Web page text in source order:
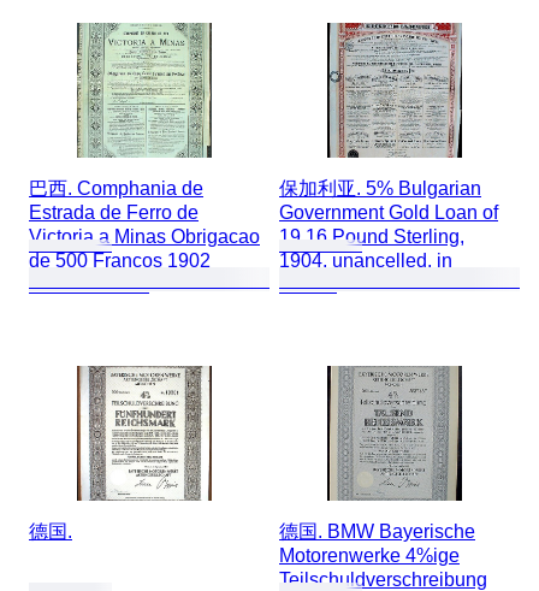
巴西. Comphania de
Estrada de Ferro de
Victoria a Minas Obrigacao
de 500 Francos 1902
uncancelled +
保加利亚. 5% Bulgarian
Government Gold Loan of
19,16 Pound Sterling,
1904, unancelled, in
default
德国.
德国. BMW Bayerische
Motorenwerke 4%ige
Teilschuldverschreibung